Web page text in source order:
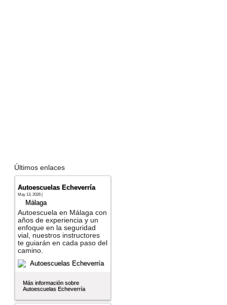
Últimos enlaces
Autoescuelas Echeverría
May 13, 2026 |
Málaga
Autoescuela en Málaga con
años de experiencia y un
enfoque en la seguridad
vial, nuestros instructores
te guiarán en cada paso del
camino.
Más información sobre
Autoescuelas Echeverría